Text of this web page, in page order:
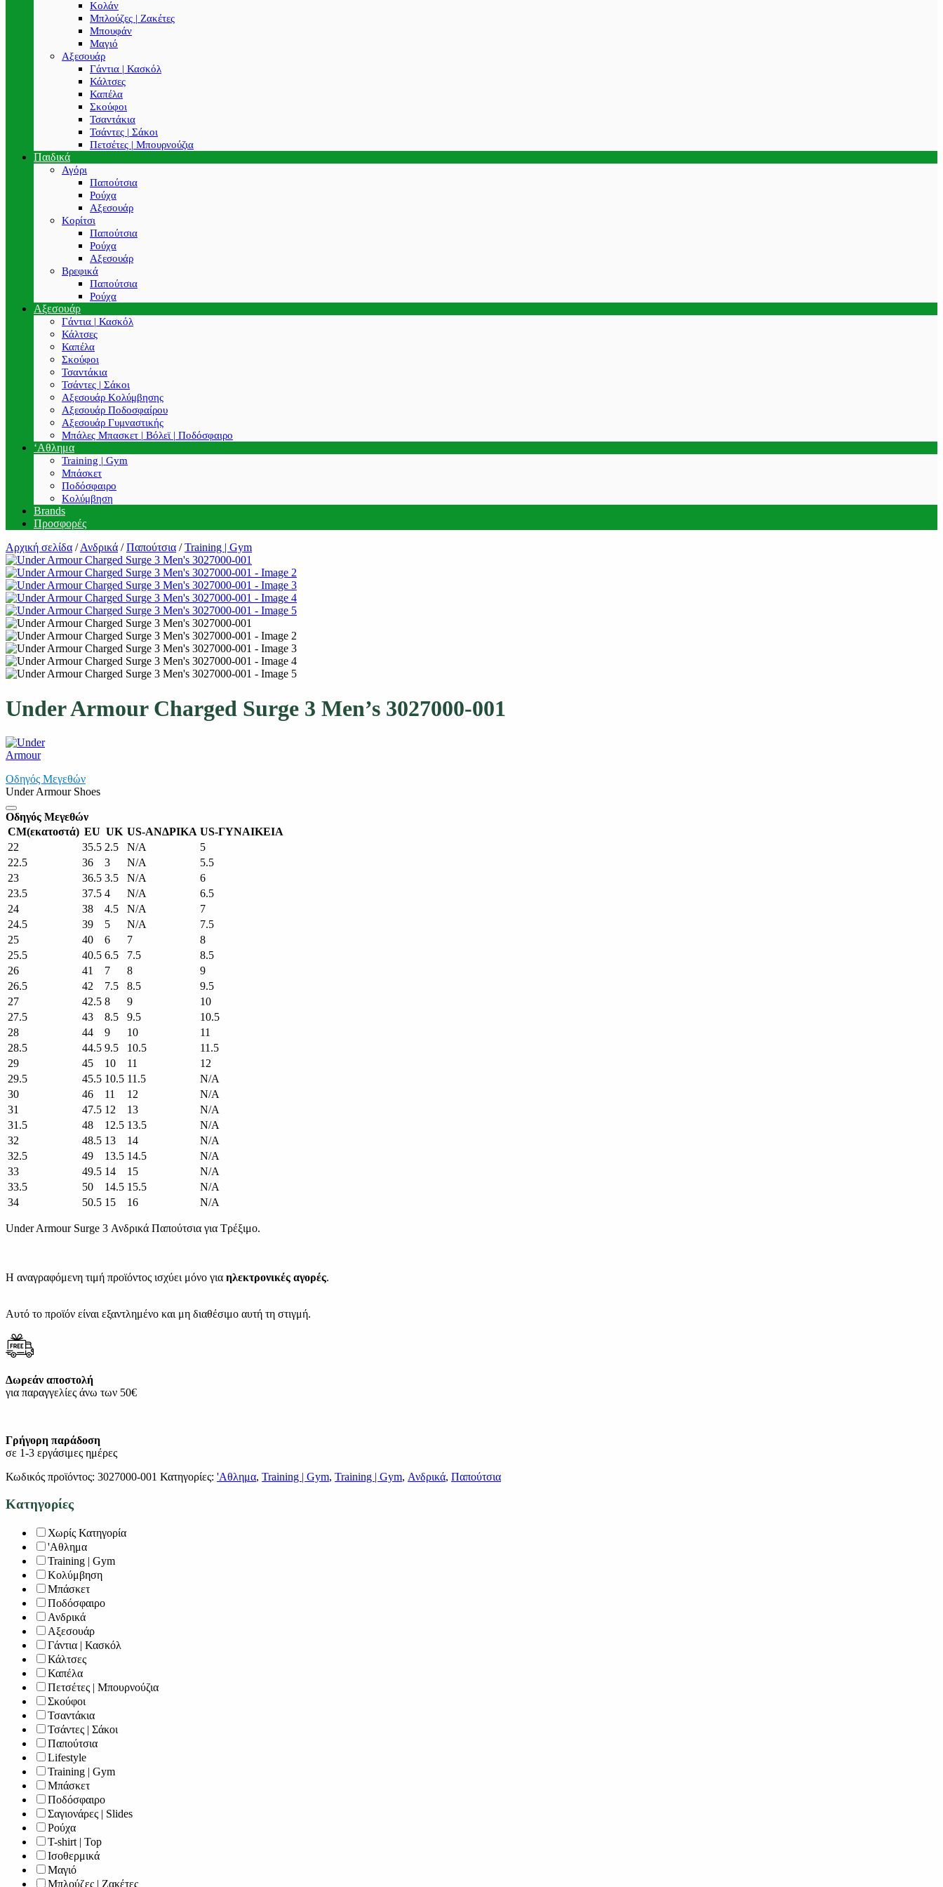
Κολάν
Μπλούζες | Ζακέτες
Μπουφάν
Μαγιό
Αξεσουάρ
Γάντια | Κασκόλ
Κάλτσες
Καπέλα
Σκούφοι
Τσαντάκια
Τσάντες | Σάκοι
Πετσέτες | Μπουρνούζια
Παιδικά
Αγόρι
Παπούτσια
Ρούχα
Αξεσουάρ
Κορίτσι
Παπούτσια
Ρούχα
Αξεσουάρ
Βρεφικά
Παπούτσια
Ρούχα
Αξεσουάρ
Γάντια | Κασκόλ
Κάλτσες
Καπέλα
Σκούφοι
Τσαντάκια
Τσάντες | Σάκοι
Αξεσουάρ Κολύμβησης
Αξεσουάρ Ποδοσφαίρου
Αξεσουάρ Γυμναστικής
Μπάλες Μπασκετ | Βόλεϊ | Ποδόσφαιρο
‘Αθλημα
Training | Gym
Μπάσκετ
Ποδόσφαιρο
Κολύμβηση
Brands
Προσφορές
Αρχική σελίδα /Ανδρικά / Παπούτσια / Training | Gym
Under Armour Charged Surge 3 Men’s 3027000-001
Οδηγός Μεγεθών
Under Armour Shoes
Οδηγός Μεγεθών
CM(εκατοστά) EU UK US-ΑΝΔΡΙΚΑ US-ΓΥΝΑΙΚΕΙΑ
22
35.5 2.5 N/A
5
22.5
36 3 N/A
5.5
23
36.5 3.5 N/A
6
23.5
37.5 4 N/A
6.5
24
38 4.5 N/A
7
24.5
39 5 N/A
7.5
25
40 6 7
8
25.5
40.5 6.5 7.5
8.5
26
41 7 8
9
26.5
42 7.5 8.5
9.5
27
42.5 8 9
10
27.5
43 8.5 9.5
10.5
28
44 9 10
11
28.5
44.5 9.5 10.5
11.5
29
45 10 11
12
29.5
45.5 10.5 11.5
N/A
30
46 11 12
N/A
31
47.5 12 13
N/A
31.5
48 12.5 13.5
N/A
32
48.5 13 14
N/A
32.5
49 13.5 14.5
N/A
33
49.5 14 15
N/A
33.5
50 14.5 15.5
N/A
34
50.5 15 16 N/A
Under Armour Surge 3 Ανδρικά Παπούτσια για Τρέξιμο.
Η αναγραφόμενη τιμή προϊόντος ισχύει μόνο για ηλεκτρονικές αγορές.
Αυτό το προϊόν είναι εξαντλημένο και μη διαθέσιμο αυτή τη στιγμή.
Δωρεάν αποστολή
για παραγγελίες άνω των 50€
Γρήγορη παράδοση
σε 1-3 εργάσιμες ημέρες
Κωδικός προϊόντος: 3027000-001 Κατηγορίες: 'Αθλημα, Training | Gym, Training | Gym, Ανδρικά, Παπούτσια
Κατηγορίες
Χωρίς Κατηγορία
'Αθλημα
Training | Gym
Κολύμβηση
Μπάσκετ
Ποδόσφαιρο
Ανδρικά
Αξεσουάρ
Γάντια | Κασκόλ
Κάλτσες
Καπέλα
Πετσέτες | Μπουρνούζια
Σκούφοι
Τσαντάκια
Τσάντες | Σάκοι
Παπούτσια
Lifestyle
Training | Gym
Μπάσκετ
Ποδόσφαιρο
Σαγιονάρες | Slides
Ρούχα
T-shirt | Top
Ισοθερμικά
Μαγιό
Μπλούζες | Ζακέτες